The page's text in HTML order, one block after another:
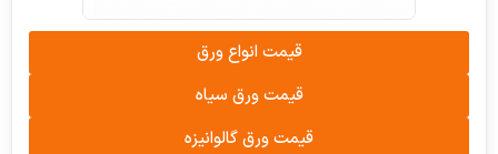
قیمت انواع ورق
قیمت ورق سیاه
قیمت ورق گالوانیزه